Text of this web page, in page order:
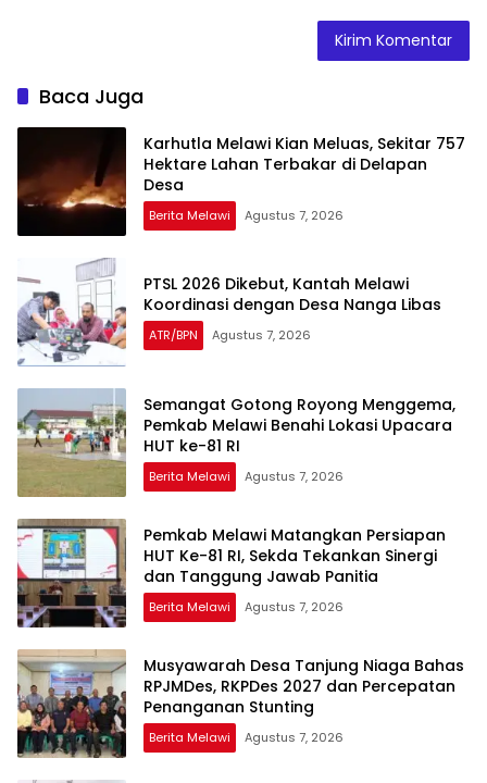
Baca Juga
Karhutla Melawi Kian Meluas, Sekitar 757
Hektare Lahan Terbakar di Delapan
Desa
Berita Melawi Agustus 7, 2026
PTSL 2026 Dikebut, Kantah Melawi
Koordinasi dengan Desa Nanga Libas
ATR/BPN Agustus 7, 2026
Semangat Gotong Royong Menggema,
Pemkab Melawi Benahi Lokasi Upacara
HUT ke-81 RI
Berita Melawi Agustus 7, 2026
Pemkab Melawi Matangkan Persiapan
HUT Ke-81 RI, Sekda Tekankan Sinergi
dan Tanggung Jawab Panitia
Berita Melawi Agustus 7, 2026
Musyawarah Desa Tanjung Niaga Bahas
RPJMDes, RKPDes 2027 dan Percepatan
Penanganan Stunting
Berita Melawi Agustus 7, 2026